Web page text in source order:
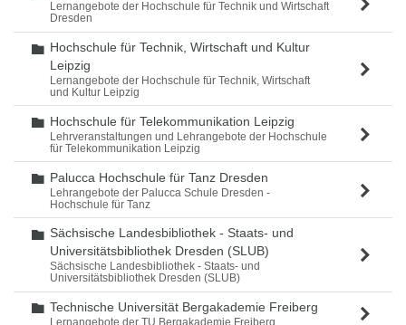
Lernangebote der Hochschule für Technik und Wirtschaft
Dresden
Ordner
Hochschule für Technik, Wirtschaft und Kultur
Leipzig
Lernangebote der Hochschule für Technik, Wirtschaft
und Kultur Leipzig
Ordner
Hochschule für Telekommunikation Leipzig
Lehrveranstaltungen und Lehrangebote der Hochschule
für Telekommunikation Leipzig
Ordner
Palucca Hochschule für Tanz Dresden
Lehrangebote der Palucca Schule Dresden -
Hochschule für Tanz
Ordner
Sächsische Landesbibliothek - Staats- und
Universitätsbibliothek Dresden (SLUB)
Sächsische Landesbibliothek - Staats- und
Universitätsbibliothek Dresden (SLUB)
Ordner
Technische Universität Bergakademie Freiberg
Lernangebote der TU Bergakademie Freiberg